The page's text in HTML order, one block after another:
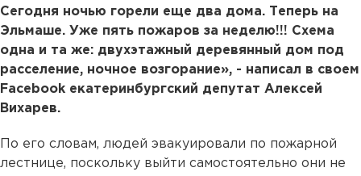
Сегодня ночью горели еще два дома. Теперь на
Эльмаше. Уже пять пожаров за неделю!!! Схема
одна и та же: двухэтажный деревянный дом под
расселение, ночное возгорание», - написал в своем
Facebook екатеринбургский депутат Алексей
Вихарев.
По его словам, людей эвакуировали по пожарной
лестнице, поскольку выйти самостоятельно они не